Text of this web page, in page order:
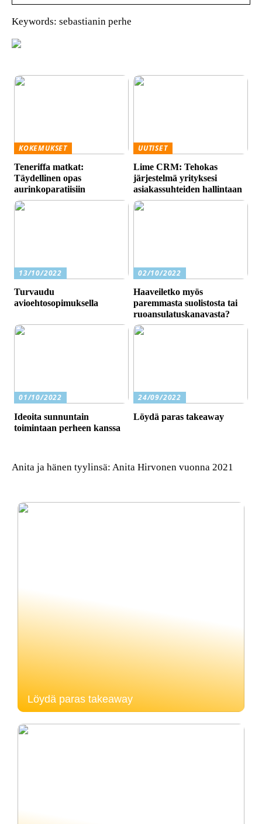
Keywords: sebastianin perhe
KOKEMUKSET
Teneriffa matkat:
Täydellinen opas
aurinkoparatiisiin
UUTISET
Lime CRM: Tehokas
järjestelmä yrityksesi
asiakassuhteiden hallintaan
13/10/2022
Turvaudu
avioehtosopimuksella
02/10/2022
Haaveiletko myös
paremmasta suolistosta tai
ruoansulatuskanavasta?
01/10/2022
Ideoita sunnuntain
toimintaan perheen kanssa
24/09/2022
Löydä paras takeaway
Anita ja hänen tyylinsä: Anita Hirvonen vuonna 2021
Löydä paras takeaway